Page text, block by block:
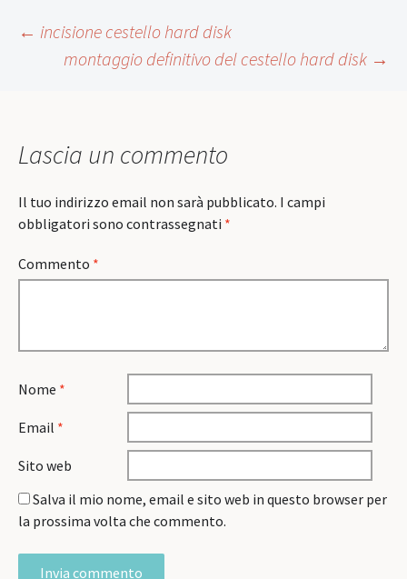
Post
← incisione cestello hard disk
montaggio definitivo del cestello hard disk →
Lascia un commento
Il tuo indirizzo email non sarà pubblicato. I campi
obbligatori sono contrassegnati *
Commento *
Nome *
Email *
Sito web
Salva il mio nome, email e sito web in questo browser per
la prossima volta che commento.